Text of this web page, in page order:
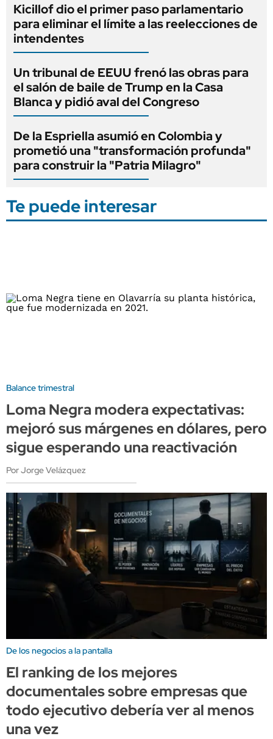
Kicillof dio el primer paso parlamentario
para eliminar el límite a las reelecciones de
intendentes
Un tribunal de EEUU frenó las obras para
el salón de baile de Trump en la Casa
Blanca y pidió aval del Congreso
De la Espriella asumió en Colombia y
prometió una "transformación profunda"
para construir la "Patria Milagro"
Te puede interesar
Balance trimestral
Loma Negra modera expectativas:
mejoró sus márgenes en dólares, pero
sigue esperando una reactivación
Por Jorge Velázquez
De los negocios a la pantalla
El ranking de los mejores
documentales sobre empresas que
todo ejecutivo debería ver al menos
una vez